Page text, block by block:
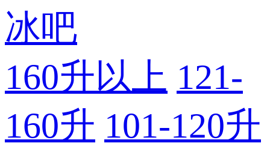
冰吧
160升以上 121-
160升 101-120升